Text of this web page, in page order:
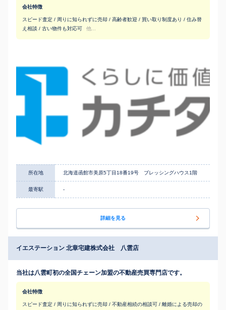
会社特徴
スピード査定 / 周りに知られずに売却 / 高齢者歓迎 / 買い取り制度あり / 住み替
え相談 / 古い物件も対応可
他...
所在地 北海道函館市美原5丁目18番19号 ブレッシングハウス1階
最寄駅 -
詳細を見る
イエステーション 北章宅建株式会社 八雲店
当社は八雲町初の全国チェーン加盟の不動産売買専門店です。
会社特徴
スピード査定 / 周りに知られずに売却 / 不動産相続の相談可 / 離婚による売却の